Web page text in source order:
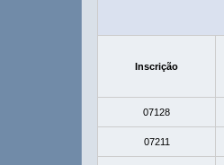
Inscrição
07128
07211